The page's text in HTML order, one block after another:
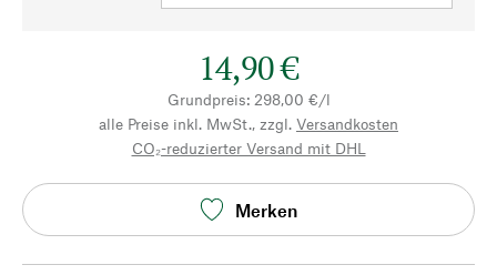
14,90 €
Grundpreis: 298,00 €/l
alle Preise inkl. MwSt., zzgl. Versandkosten
CO₂-reduzierter Versand mit DHL
Merken